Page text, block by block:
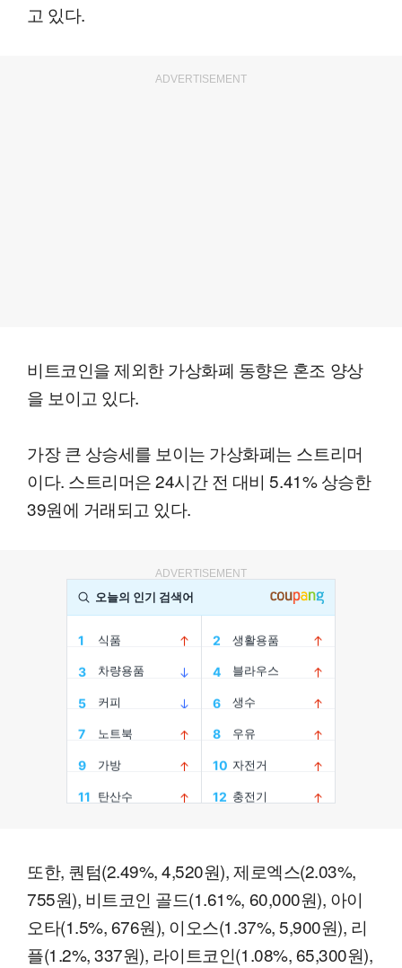
고 있다.
ADVERTISEMENT
비트코인을 제외한 가상화폐 동향은 혼조 양상
을 보이고 있다.
가장 큰 상승세를 보이는 가상화폐는 스트리머
이다. 스트리머은 24시간 전 대비 5.41% 상승한
39원에 거래되고 있다.
ADVERTISEMENT
또한, 퀀텀(2.49%, 4,520원), 제로엑스(2.03%,
755원), 비트코인 골드(1.61%, 60,000원), 아이
오타(1.5%, 676원), 이오스(1.37%, 5,900원), 리
플(1.2%, 337원), 라이트코인(1.08%, 65,300원),